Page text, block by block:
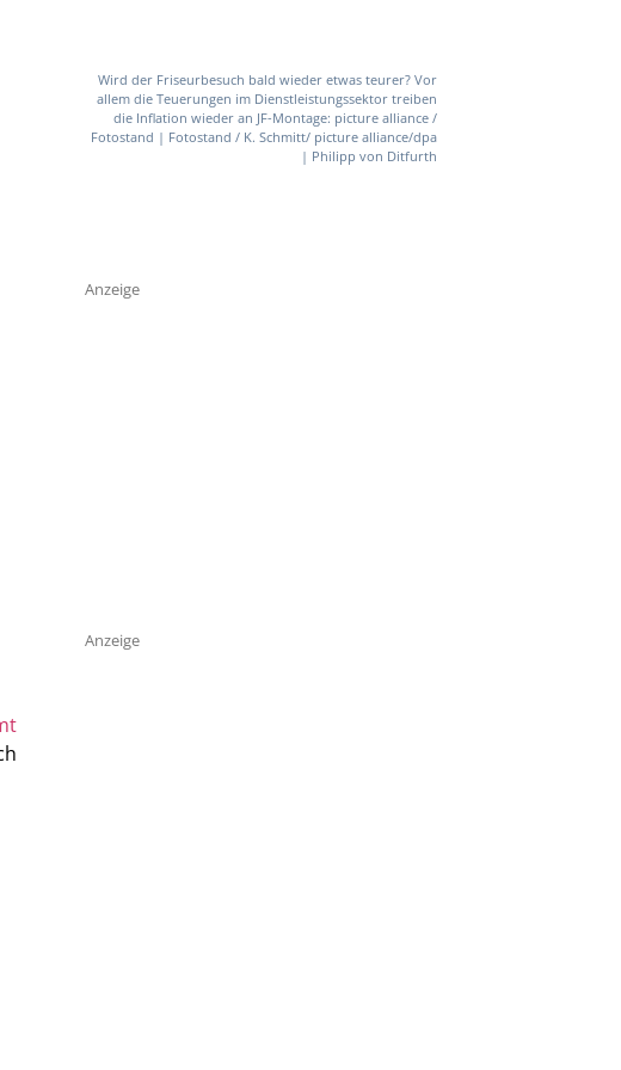
Wird der Friseurbesuch bald wieder etwas teurer? Vor
allem die Teuerungen im Dienstleistungssektor treiben
die Inflation wieder an JF-Montage: picture alliance /
Fotostand | Fotostand / K. Schmitt/ picture alliance/dpa
| Philipp von Ditfurth
Anzeige
Anzeige